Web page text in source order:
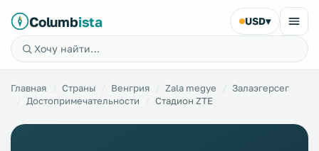
Columbista USD▾
Главная Страны Венгрия Zala megye
Залаэгерсег
Достопримечательности
Стадион ZTE